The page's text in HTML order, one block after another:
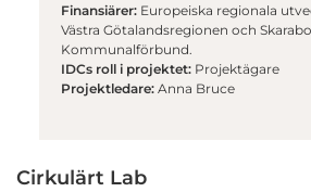
Finansiärer: Europeiska regionala
Västra Götalandsregionen och
Kommunalförbund.
IDCs roll i projektet:Projektägare
Projektledare: Anna Bruce
Cirkulärt Lab